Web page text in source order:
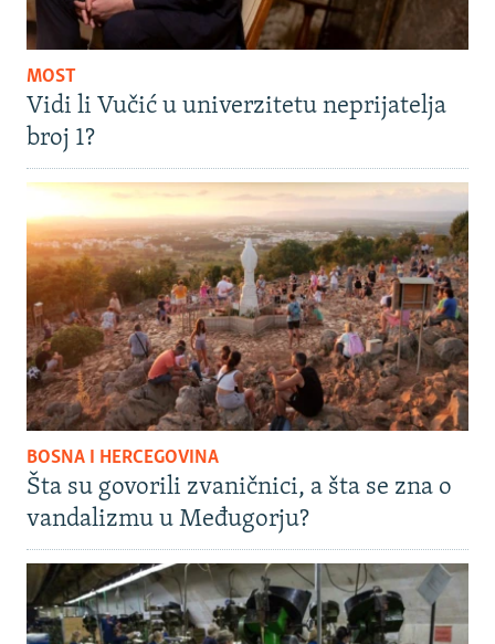
MOST
Vidi li Vučić u univerzitetu neprijatelja
broj 1?
BOSNA I HERCEGOVINA
Šta su govorili zvaničnici, a šta se zna o
vandalizmu u Međugorju?